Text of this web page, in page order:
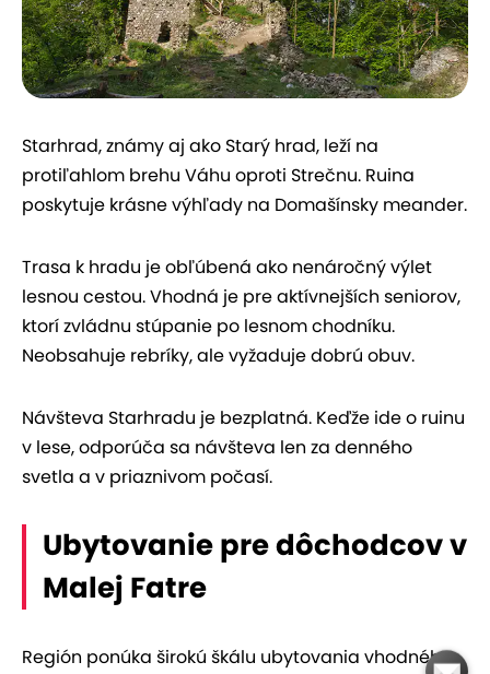
Starhrad, známy aj ako Starý hrad, leží na
protiľahlom brehu Váhu oproti Strečnu. Ruina
poskytuje krásne výhľady na Domašínsky meander.
Trasa k hradu je obľúbená ako nenáročný výlet
lesnou cestou. Vhodná je pre aktívnejších seniorov,
ktorí zvládnu stúpanie po lesnom chodníku.
Neobsahuje rebríky, ale vyžaduje dobrú obuv.
Návšteva Starhradu je bezplatná. Keďže ide o ruinu
v lese, odporúča sa návšteva len za denného
svetla a v priaznivom počasí.
Ubytovanie pre dôchodcov v
Malej Fatre
Región ponúka širokú škálu ubytovania vhodného